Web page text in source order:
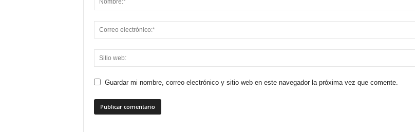
Guardar mi nombre, correo electrónico y sitio web en este navegador la próxima vez que comente.